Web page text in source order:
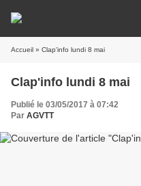
Accueil » Clap'info lundi 8 mai
Clap'info lundi 8 mai
Publié le 03/05/2017 à 07:42
Par AGVTT